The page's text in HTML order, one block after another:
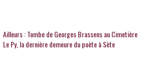
Ailleurs : Tombe de Georges Brassens au Cimetière
Le Py, la dernière demeure du poète à Sète